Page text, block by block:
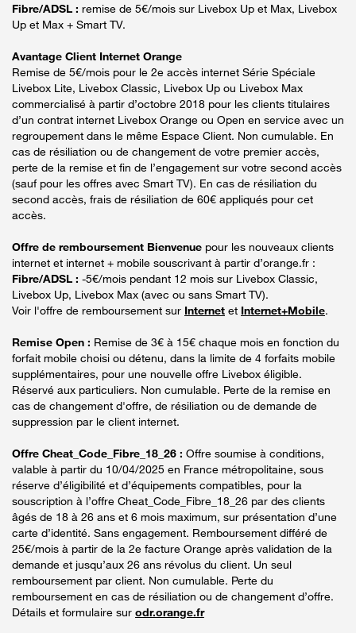
Fibre/ADSL : remise de 5€/mois sur Livebox Up et Max, Livebox
Up et Max + Smart TV.
Avantage Client Internet Orange
Remise de 5€/mois pour le 2e accès internet Série Spéciale
Livebox Lite, Livebox Classic, Livebox Up ou Livebox Max
commercialisé à partir d’octobre 2018 pour les clients titulaires
d’un contrat internet Livebox Orange ou Open en service avec un
regroupement dans le même Espace Client. Non cumulable. En
cas de résiliation ou de changement de votre premier accès,
perte de la remise et fin de l’engagement sur votre second accès
(sauf pour les offres avec Smart TV). En cas de résiliation du
second accès, frais de résiliation de 60€ appliqués pour cet
accès.
Offre de remboursement Bienvenue pour les nouveaux clients
internet et internet + mobile souscrivant à partir d’orange.fr :
Fibre/ADSL : -5€/mois pendant 12 mois sur Livebox Classic,
Livebox Up, Livebox Max (avec ou sans Smart TV).
Voir l'offre de remboursement sur Internet et Internet+Mobile.
Remise Open : Remise de 3€ à 15€ chaque mois en fonction du
forfait mobile choisi ou détenu, dans la limite de 4 forfaits mobile
supplémentaires, pour une nouvelle offre Livebox éligible.
Réservé aux particuliers. Non cumulable. Perte de la remise en
cas de changement d'offre, de résiliation ou de demande de
suppression par le client internet.
Offre Cheat_Code_Fibre_18_26 : Offre soumise à conditions,
valable à partir du 10/04/2025 en France métropolitaine, sous
réserve d’éligibilité et d’équipements compatibles, pour la
souscription à l’offre Cheat_Code_Fibre_18_26 par des clients
âgés de 18 à 26 ans et 6 mois maximum, sur présentation d’une
carte d’identité. Sans engagement. Remboursement différé de
25€/mois à partir de la 2e facture Orange après validation de la
demande et jusqu’aux 26 ans révolus du client. Un seul
remboursement par client. Non cumulable. Perte du
remboursement en cas de résiliation ou de changement d’offre.
Détails et formulaire sur odr.orange.fr